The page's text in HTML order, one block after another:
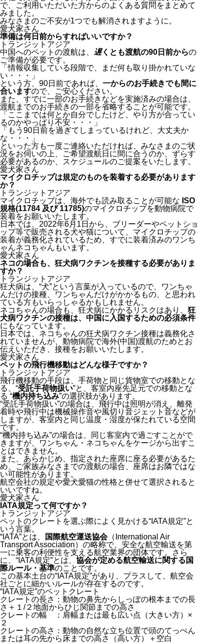
で、ご利用いただいた方からのよくある質問をまとめて
みました。
みなさまのご不安が1つでも解消されますように。
愛犬家さん
準備は何日前からすればいいですか？
トランジットアジア
中国へのペットの渡航は、 遅くとも渡航の90日前からの
ご準備が必要です。
「情報収集している段階で、まだ何も取り掛かれていな
い・・・」
という方、90日前であれば、 一からのお手続きでも間に
合いますので、ご安心ください。
また、すでに一部のお手続きなどを実施済みの場合は、
渡航までのお手続きの一部を省略することが可能です。
「ここまでは何とか自分でしたけど、やり方が合ってい
るのかやっぱり不安・・・」
「もう90日前を過ぎてしまっているけれど、大丈夫か
な・・・」
といった方も一度ご連絡いただければ、みなさまのご状
況をお伺いの上、ご希望渡航日に間に合うのか、ずらす
必要があるのか、スケジュールのご提案をいたします。
愛犬家さん
マイクロチップは規定のものを装着する必要があります
か？
トランジットアジア
マイクロチップは、海外でも読み取ることが可能な ISO
規格(11784 及び 11785)のマイクロチップを動物病院で
装着をお願いいたします。
日本では、2022年6月1日から、ブリーダーやペットショ
ップ等で販売される犬や猫について、マイクロチップの
装着が義務化されているため、すでに装着済みのワンち
ゃんネコちゃんもいます。
愛犬家さん
ネコの場合も、狂犬病ワクチンを接種する必要がありま
すか？
トランジットアジア
狂犬病は、“犬”という言葉が入っているので、ワンちゃ
んだけの接種、ワンちゃんだけがかかるもの、と思われ
ている方もいらっしゃるかもしれません。
ネコちゃんの場合も、狂犬病にかかるリスクはあり、 狂
犬病ワクチンの接種は、中国に入国するための必須条件
にもなっています。
日本では、ネコちゃんの狂犬病ワクチン接種は義務化さ
れていませんが、動物病院で海外(中国)渡航のためとお
伝えいただき、接種をお願いいたします。
愛犬家さん
ペットの飛行機移動はどんな様子ですか？
トランジットアジア
飛行機移動の手段は、手荷物と同じ貨物室での移動とな
る、“受託手荷物扱い”と、客室内座先足元での移動とな
る “機内持ち込み”の選択肢があります。
“受託手荷物扱い”の場合は、飛行中は照明が消え、離発
着時や飛行中は機械操作音や風切り音ジェット音などが
しますが、客室内と同じ温度・湿度が保たれている空間
です。
“機内持ち込み”の場合は、同じ客室内で過ごすことがで
きますが、ワンちゃん・ネコちゃんをケージから出すこ
とはできません。
また、あらかじめ、指定された座席に座る必要があるた
め、ご家族みなさまでの渡航の場合、座席はお隣ではな
い可能性があります。
航空会社の規定や愛犬愛猫の性格と併せて選択されると
いいですね。
愛犬家さん
IATA規定って何ですか？
トランジットアジア
ペットのクレートを選ぶ際によく見かける“IATA規定”と
いう言葉。
“IATA”とは、
国際航空運送協会（International Air
Transport Association）の略称で、安全な航空輸送を第
一に乗客の利便性を支える航空業界の団体です。さら
に、“IATA規定”とは、 協会が定める航空輸送に関する国
際ルール・基準のことです。
この基本土台の“IATA規定”があり、プラスして、航空会
社ごとに細かいルールが存在するのです。
“IATA規定”のペットクレート
クレートの長さ：動物の鼻先からしっぽの根本までの長
さ＋１/２地面からひじ関節までの高さ
クレートの幅 ：肩幅または最も広い点（大きい方）×
２
クレートの高さ：動物の自然な立ち位置で頭のてっぺん
または耳の先から床までの高さ（高い方）＋空白